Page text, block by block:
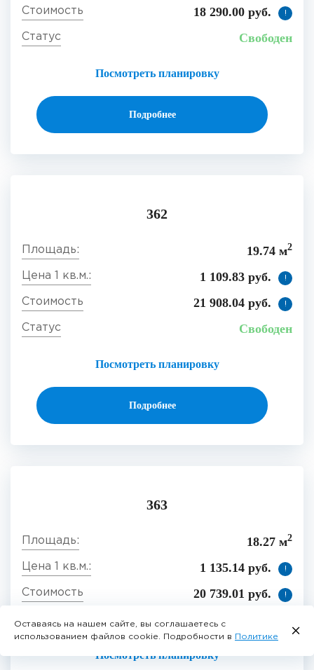
18 290.00 руб. !
Посмотреть планировку
Свободен
Подробнее
362
19.74 м2
1 109.83 руб. !
21 908.04 руб. !
Посмотреть планировку
Свободен
Подробнее
363
18.27 м2
1 135.14 руб. !
20 739.01 руб. !
Посмотреть планировку
Оставаясь на нашем сайте, вы соглашаетесь с
использованием файлов cookie. Подробности в
Политике